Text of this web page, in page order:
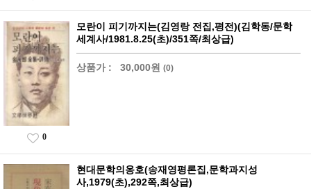
모란이 피기까지는(김영랑 전집,평전)(김학동/문학
세계사/1981.8.25(초)/351쪽/최상급)
상품가 : 30,000원 (0)
0
현대문학의옹호(송재영평론집,문학과지성
사,1979(초),292쪽,최상급)